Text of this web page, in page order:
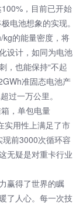
，目前已开始
电池想象的实现。
的能量密度，将
设计，如同为电池
，也能保持“不起
准固态电池产
过一万公里。
，单包电量
实用性上满足了市
现前3000次循环容
无疑是对重卡行业
赢得了世界的瞩
了人心。每一次技